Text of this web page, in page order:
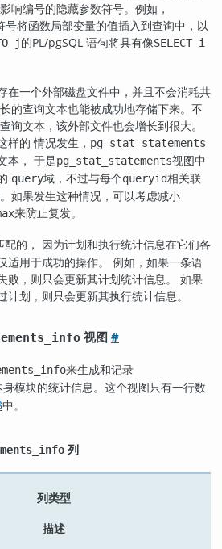
响编号的隐藏参数符号。例如，
号将函数局部变量的值插入到查询中，以
j的PL/pgSQL 语句将具有像SELECT i
在一个外部磁盘文件中，并且不会消耗共
的查询文本也能被成功地存储下来。不
询文本，该外部文件也会增长到很大。
样的 情况发生， pg_stat_statements
本， 于是pg_stat_statements视图中
query域，不过与每个queryid相关联
如果发生这种情况，可以考虑减小
来防止复发。
配的， 因为计划和执行统计信息在它们各
适用于成功的操作。 例如，如果一条语
败，则只会更新其计划统计信息。 如果
划，则只会更新其执行统计信息。
视图 #
来生成和记录
身模块的统计信息。这个视图只有一行数
中。
列
列类型
描述